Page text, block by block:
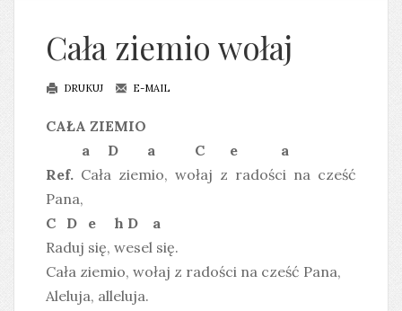
Cała ziemio wołaj
DRUKUJ E-MAIL
CAŁA ZIEMIO
a D a C e a
Ref. Cała ziemio, wołaj z radości na cześć
Pana,
C D e h D a
Raduj się, wesel się.
Cała ziemio, wołaj z radości na cześć Pana,
Aleluja, alleluja.